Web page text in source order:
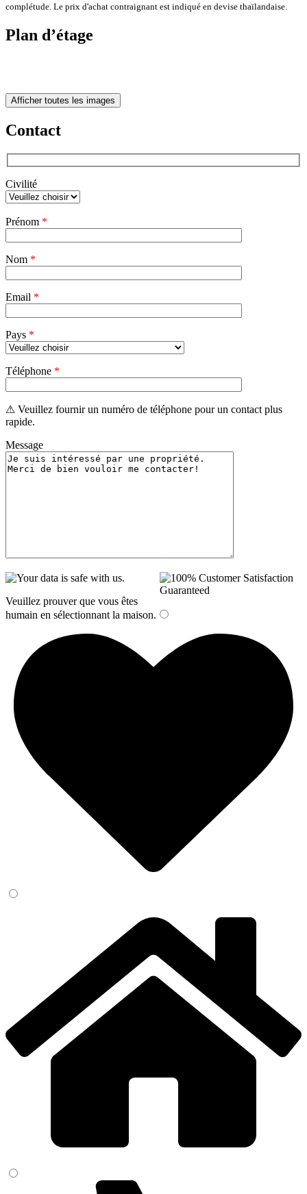
complétude. Le prix d'achat contraignant est indiqué en devise thaïlandaise.
Plan d’étage
Afficher toutes les images
Contact
Civilité
laisser
vide.
Prénom *
Nom *
Email *
Pays *
Téléphone *
⚠ Veuillez fournir un numéro de téléphone pour un contact plus
rapide.
Message
Veuillez prouver que vous êtes
humain en sélectionnant la maison.